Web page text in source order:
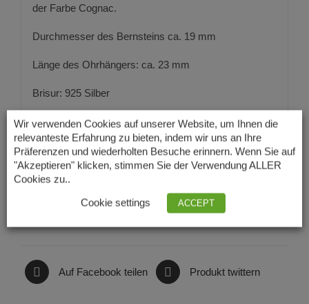
der Farbe Cognac.
Durchmesser des Bernsteins ca. 19 mm
Länge des Ohrhängers: ca. 23 mm
Brisur: 925 Silber
Zusätzliche Information
Brisur
Auf Facebook teilen Produkt twittern
Wir verwenden Cookies auf unserer Website, um Ihnen die
relevanteste Erfahrung zu bieten, indem wir uns an Ihre
Präferenzen und wiederholten Besuche erinnern. Wenn Sie auf
"Akzeptieren" klicken, stimmen Sie der Verwendung ALLER
Cookies zu..
Cookie settings ACCEPT